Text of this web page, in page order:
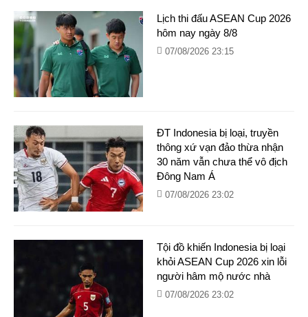
Lịch thi đấu ASEAN Cup 2026
hôm nay ngày 8/8
07/08/2026 23:15
ĐT Indonesia bị loại, truyền
thông xứ vạn đảo thừa nhận
30 năm vẫn chưa thể vô địch
Đông Nam Á
07/08/2026 23:02
Tội đồ khiến Indonesia bị loại
khỏi ASEAN Cup 2026 xin lỗi
người hâm mộ nước nhà
07/08/2026 23:02